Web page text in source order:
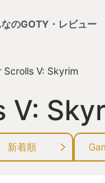
のGOTY・レビュー
Scrolls V: Skyrim
V:
新着順